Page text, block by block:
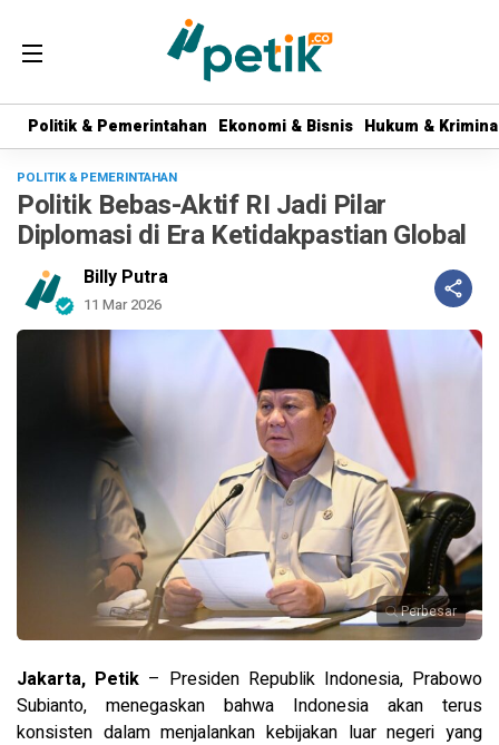
Politik & Pemerintahan Ekonomi & Bisnis Hukum &
Politik & Pemerintahan Ekonomi & Bisnis Hukum &
POLITIK & PEMERINTAHAN
Politik Bebas-Aktif RI Jadi Pilar
Diplomasi di Era Ketidakpastian Global
Billy Putra
11 Mar 2026
Perbesar
Jakarta, Petik – Presiden Republik Indonesia, Prabowo
Subianto, menegaskan bahwa Indonesia akan terus
konsisten dalam menjalankan kebijakan luar negeri yang